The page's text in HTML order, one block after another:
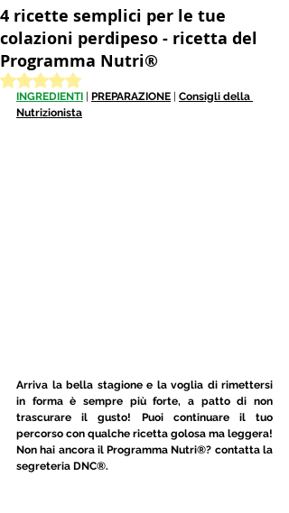
4 ricette semplici per le tue
colazioni perdipeso - ricetta del
Programma Nutri®
Valutazione NaN stelle su 5.
INGREDIENTI PREPARAZIONE
Consigli della
Nutrizionista
Arriva la bella stagione e la voglia di rimettersi
in forma è sempre più forte, a patto di non
trascurare il gusto! Puoi continuare il tuo
percorso con qualche ricetta golosa ma leggera!
Non hai ancora il Programma Nutri®? contatta la
segreteria DNC®.